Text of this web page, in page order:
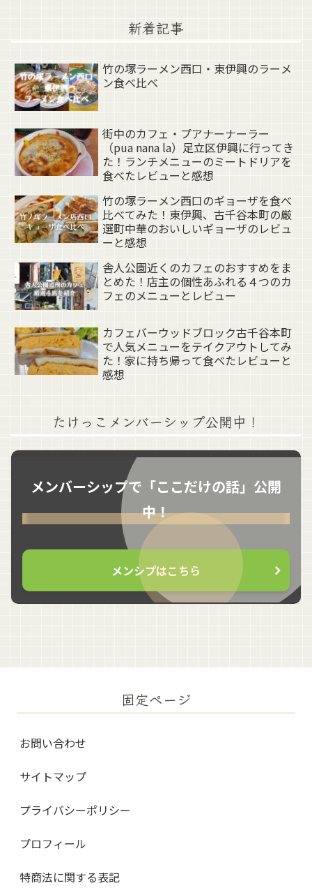
新着記事
竹の塚ラーメン西口・東伊興のラーメ
ン食べ比べ
街中のカフェ・プアナーナーラー
（pua nana la）足立区伊興に行ってき
た！ランチメニューのミートドリアを
食べたレビューと感想
竹の塚ラーメン西口のギョーザを食べ
比べてみた！東伊興、古千谷本町の厳
選町中華のおいしいギョーザのレビュ
ーと感想
舎人公園近くのカフェのおすすめをま
とめた！店主の個性あふれる４つのカ
フェのメニューとレビュー
カフェバーウッドブロック古千谷本町
で人気メニューをテイクアウトしてみ
た！家に持ち帰って食べたレビューと
感想
たけっこメンバーシップ公開中！
メンバーシップで「ここだけの話」公開
中！
メンシプはこちら
固定ページ
お問い合わせ
サイトマップ
プライバシーポリシー
プロフィール
特商法に関する表記